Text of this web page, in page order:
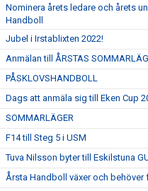
Nominera årets ledare och årets
Handboll
Jubel i Irstablixten 2022!
Anmälan till ÅRSTAS
PÅSKLOVSHANDBOLL
Dags att anmäla sig till Eken Cup
SOMMARLÄGER
F14 till Steg 5 i USM
Tuva Nilsson byter till Eskilstuna
Årsta Handboll växer och